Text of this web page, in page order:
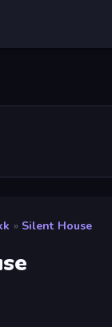
» Silent House